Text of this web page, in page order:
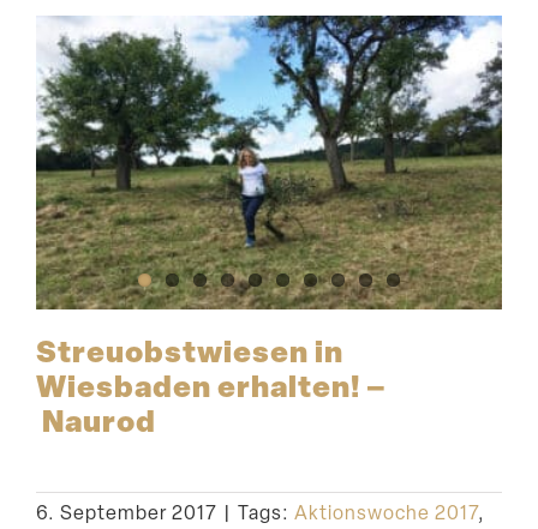
Streu­obst­wiesen in
Wiesbaden erhalten! –
Naurod
6. September 2017 | Tags: Aktionswoche 2017,